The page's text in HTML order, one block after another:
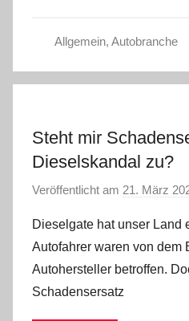
Allgemein, Autobranche
Steht mir
Dieselskandal zu?
Veröffentlicht am 21. März
Dieselgate hat unser Land
Autofahrer waren von dem
Autohersteller betroffen.
Schadensersatz